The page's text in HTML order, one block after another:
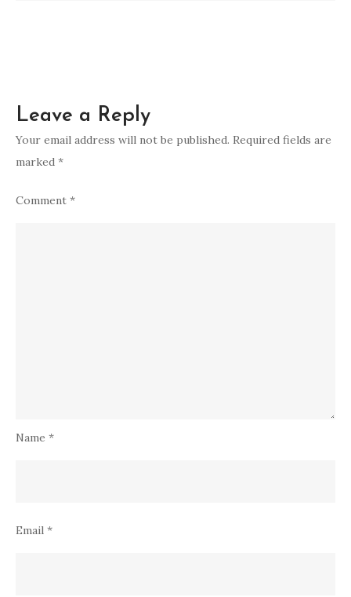
Leave a Reply
Your email address will not be published. Required fields are
marked *
Comment *
Name *
Email *